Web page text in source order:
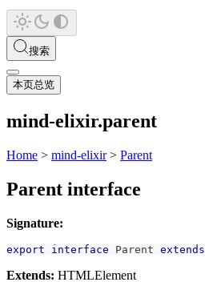
搜索
本页总览
mind-elixir.parent
Home > mind-elixir> Parent
Parent interface
Signature:
export interface Parent extends
Extends: HTMLElement